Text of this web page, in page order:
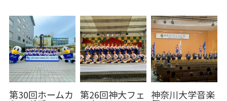
第30回ホームカ 第26回神大フェ 神奈川大学音楽